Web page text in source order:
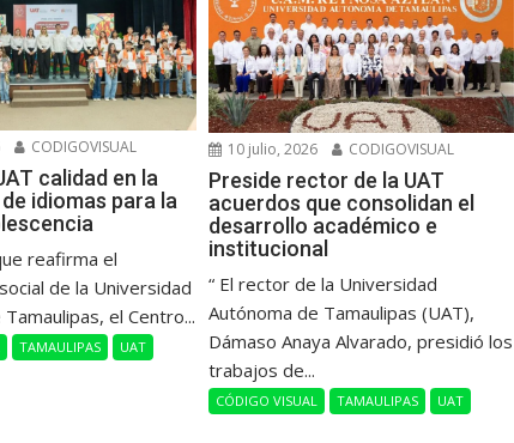
CODIGOVISUAL
calidad en la
idiomas para la
reafirma el
de la Universidad
el Centro...
TAMAULIPAS UAT
10 julio, 2026 CODIGOVISUAL
Preside rector de la UAT
acuerdos que consolidan el
desarrollo académico e
institucional
“ El rector de la Universidad
Autónoma de Tamaulipas (UAT),
Dámaso Anaya Alvarado, presidió los
trabajos de...
CÓDIGO VISUAL TAMAULIPAS UAT